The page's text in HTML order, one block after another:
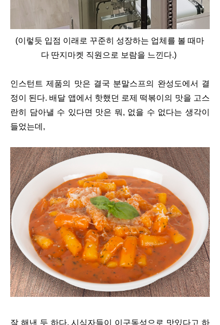
(이렇듯 입점 이래로 꾸준히 성장하는 업체를 볼 때마
다 딴지마켓 직원으로 보람을 느낀다.)
인스턴트 제품의 맛은 결국 분말스프의 완성도에서 결
정이 된다. 배달 앱에서 핫했던 로제 떡볶이의 맛을 고스
란히 담아낼 수 있다면 맛은 뭐, 없을 수 없다는 생각이
들었는데,
잘 해낸 듯 하다. 시식자들이 이구동성으로 맛있다고 하